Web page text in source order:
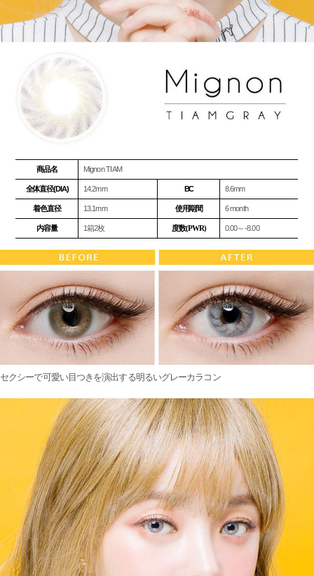
商品名 Mignon TIAM
全体直径(DIA) 14.2mm BC 8.6mm
着色直径 13.1mm 使用期間 6 month
内容量 1箱2枚 度数(PWR) 0.00～-8.00
セクシーで可愛い目つきを演出する明るいグレーカラコン